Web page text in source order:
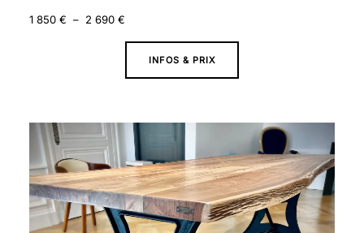
1 850 € – 2 690 €
INFOS & PRIX
Plage
de
prix :
1
650 €
à
2
490 €